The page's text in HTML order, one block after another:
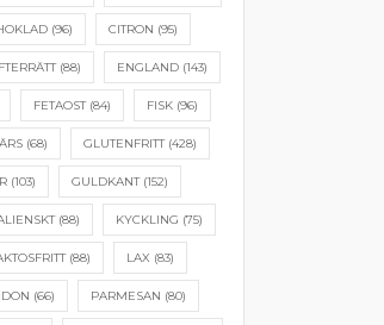
(96) CITRON (95)
(88) ENGLAND(143)
FETAOST(84) FISK (96)
(68) GLUTENFRITT(428)
(103) GULDKANT(152)
(88) KYCKLING (75)
(88) LAX (83)
(66) PARMESAN (80)